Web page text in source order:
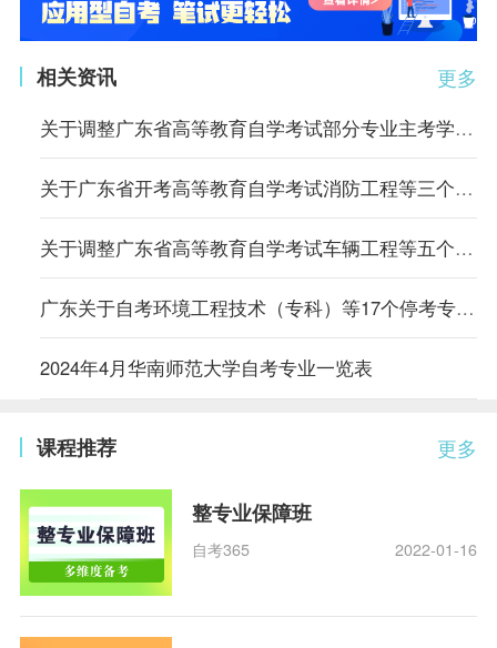
更多
相关资讯
关于调整广东省高等教育自学考试部分专业主考学校的通知
关于广东省开考高等教育自学考试消防工程等三个专业的通知
关于调整广东省高等教育自学考试车辆工程等五个专业主考学校的通知
广东关于自考环境工程技术（专科）等17个停考专业毕业办理时间的通告
2024年4月华南师范大学自考专业一览表
更多
课程推荐
整专业保障班
自考365 2022-01-16